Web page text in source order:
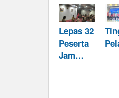
Lepas 32
Peserta
Jam…